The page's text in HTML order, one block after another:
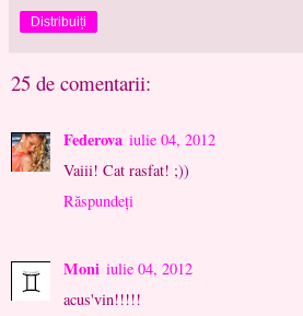
Distribuiți
25 de comentarii:
Federova iulie 04, 2012
Vaiii! Cat rasfat! ;))
Răspundeți
Moni iulie 04, 2012
acus'vin!!!!!